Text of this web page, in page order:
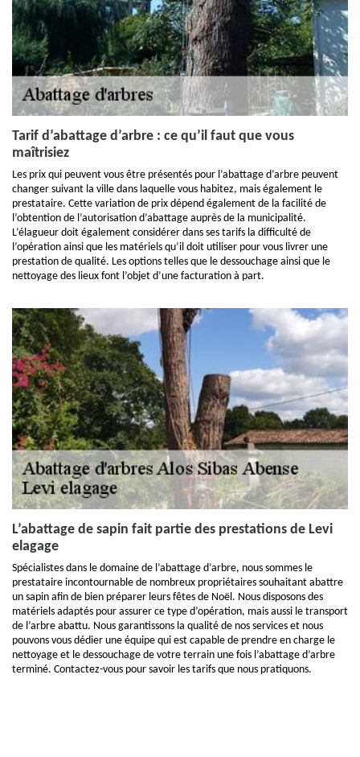
Tarif d’abattage d’arbre : ce qu’il faut que vous
maîtrisiez
Les prix qui peuvent vous être présentés pour l’abattage d’arbre peuvent
changer suivant la ville dans laquelle vous habitez, mais également le
prestataire. Cette variation de prix dépend également de la facilité de
l’obtention de l’autorisation d’abattage auprès de la municipalité.
L’élagueur doit également considérer dans ses tarifs la difficulté de
l’opération ainsi que les matériels qu’il doit utiliser pour vous livrer une
prestation de qualité. Les options telles que le dessouchage ainsi que le
nettoyage des lieux font l’objet d’une facturation à part.
L’abattage de sapin fait partie des prestations de Levi
elagage
Spécialistes dans le domaine de l’abattage d’arbre, nous sommes le
prestataire incontournable de nombreux propriétaires souhaitant abattre
un sapin afin de bien préparer leurs fêtes de Noël. Nous disposons des
matériels adaptés pour assurer ce type d’opération, mais aussi le transport
de l’arbre abattu. Nous garantissons la qualité de nos services et nous
pouvons vous dédier une équipe qui est capable de prendre en charge le
nettoyage et le dessouchage de votre terrain une fois l’abattage d’arbre
terminé. Contactez-vous pour savoir les tarifs que nous pratiquons.